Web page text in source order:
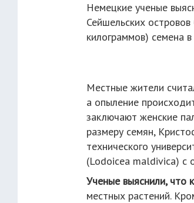
Немецкие ученые
Сейшельских
килограммов) семена
Местные жители
а опыление
заключают женские
размеру семян,
технического
(Lodoicea maldivica) с
Ученые выяснили, что
местных растений.